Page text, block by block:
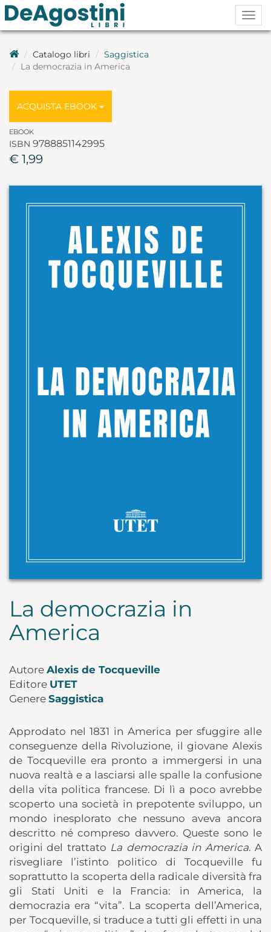
Catalogo libri
Saggistica
La democrazia in America
ACQUISTA EBOOK
EBOOK
ISBN 9788851142995
€ 1,99
La democrazia in
America
Autore Alexis de Tocqueville
Editore UTET
Genere Saggistica
Approdato nel 1831 in America per sfuggire alle
conseguenze della Rivoluzione, il giovane Alexis
de Tocqueville era pronto a immergersi in una
nuova realtà e a lasciarsi alle spalle la confusione
della vita politica francese. Di lì a poco avrebbe
scoperto una società in prepotente sviluppo, un
mondo inesplorato che nessuno aveva ancora
descritto né compreso davvero. Queste sono le
origini del trattato La democrazia in America. A
risvegliare l’istinto politico di Tocqueville fu
soprattutto la scoperta della radicale diversità fra
gli Stati Uniti e la Francia: in America, la
democrazia era “vita”. La scoperta dell’America,
per Tocqueville, si traduce a tutti gli effetti in una